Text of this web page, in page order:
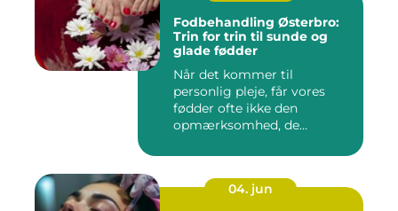
Fodbehandling Østerbro:
Trin for trin til sunde og
glade fødder
Når det kommer til
personlig pleje, får vores
fødder ofte ikke den
opmærksomhed, de
04. jun